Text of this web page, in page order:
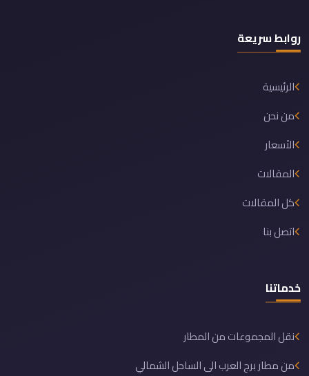
روابط سريعة
الرئيسية
من نحن
الأسعار
المقالات
كل المقالات
اتصل بنا
خدماتنا
نقل المجموعات من المطار
من مطار برج العرب الى الساحل الشمالي